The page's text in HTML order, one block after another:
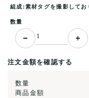
組成:素材タグを撮影してお
数量
注文金額を確認する
数量
商品金額